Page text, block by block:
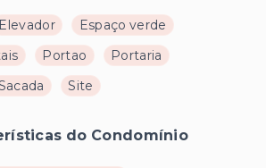
Elevador
Espaço verde
Portao
Portaria
Site
do Condomínio